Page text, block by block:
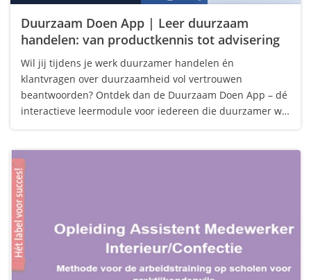
Duurzaam Doen App | Leer duurzaam
handelen: van productkennis tot advisering
Wil jij tijdens je werk duurzamer handelen én
klantvragen over duurzaamheid vol vertrouwen
beantwoorden? Ontdek dan de Duurzaam Doen App – dé
interactieve leermodule voor iedereen die duurzamer wil